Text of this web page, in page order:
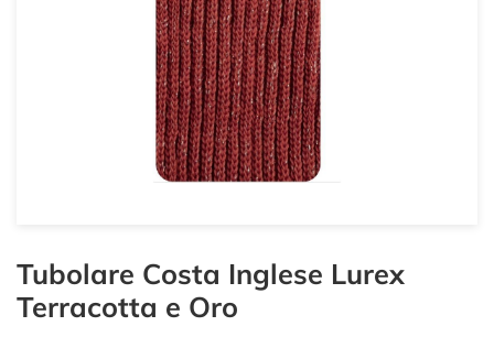
Tubolare Costa Inglese Lurex
Terracotta e Oro